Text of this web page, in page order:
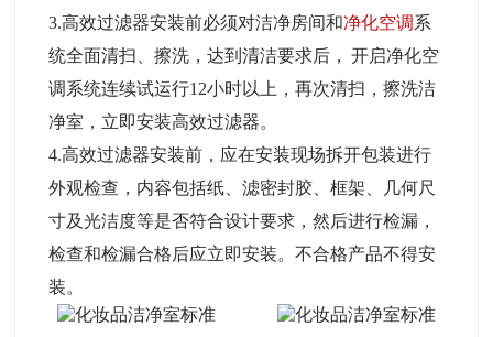
3.高效过滤器安装前必须对洁净房间和净化空调系
统全面清扫、擦洗，达到清洁要求后， 开启净化空
调系统连续试运行12小时以上，再次清扫，擦洗洁
净室，立即安装高效过滤器。
4.高效过滤器安装前，应在安装现场拆开包装进行
外观检查，内容包括纸、滤密封胶、框架、几何尺
寸及光洁度等是否符合设计要求，然后进行检漏，
检查和检漏合格后应立即安装。不合格产品不得安
装。